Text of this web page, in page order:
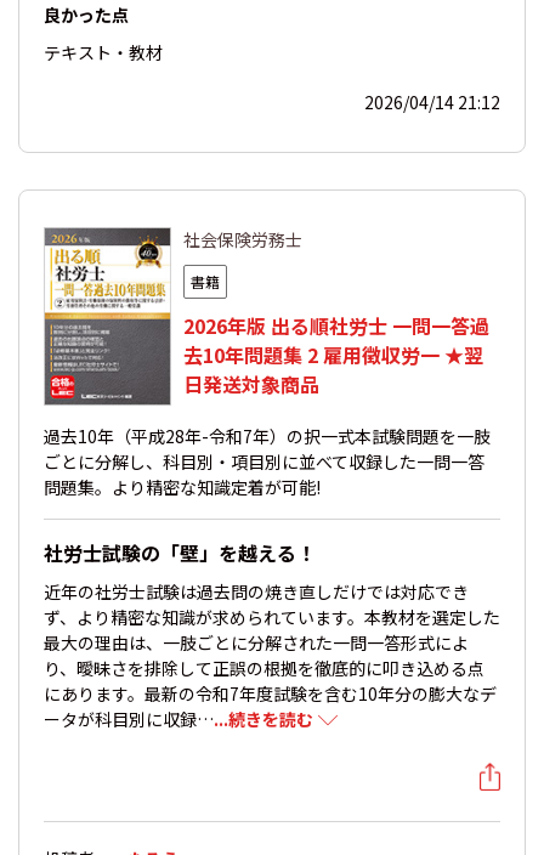
良かった点
テキスト・教材
2026/04/14 21:12
社会保険労務士
書籍
2026年版 出る順社労士 一問一答過
去10年問題集 2 雇用徴収労一 ★翌
日発送対象商品
過去10年（平成28年-令和7年）の択一式本試験問題を一肢
ごとに分解し、科目別・項目別に並べて収録した一問一答
問題集。より精密な知識定着が可能!
社労士試験の「壁」を越える！
近年の社労士試験は過去問の焼き直しだけでは対応でき
ず、より精密な知識が求められています。本教材を選定した
最大の理由は、一肢ごとに分解された一問一答形式によ
り、曖昧さを排除して正誤の根拠を徹底的に叩き込める点
にあります。最新の令和7年度試験を含む10年分の膨大なデ
ータが科目別に収録…...続きを読む